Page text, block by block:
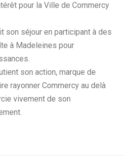
pour la Ville de Commercy
son séjour en participant à des
à Madeleines pour
son action, marque de
rayonner Commercy au delà
vivement de son